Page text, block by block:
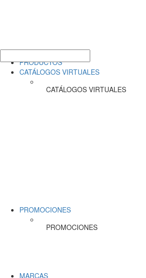
PRODUCTOS
CATÁLOGOS VIRTUALES
CATÁLOGOS VIRTUALES
PROMOCIONES
PROMOCIONES
MARCAS